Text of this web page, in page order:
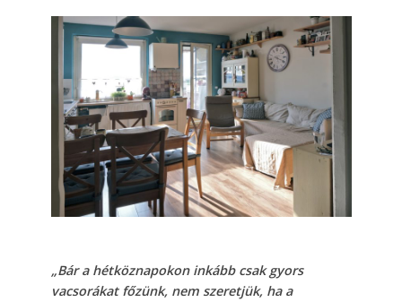
„Bár a hétköznapokon inkább csak gyors
vacsorákat főzünk, nem szeretjük, ha a